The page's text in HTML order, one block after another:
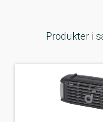
Produkter i